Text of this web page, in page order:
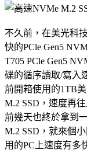
不久前，在美光科
快的PCle Gen5
T705 PCle Gen5
碟的循序讀取/寫入
前開箱使用的1TB美
M.2 SSD，速度再
前幾天也終於拿到
M.2 SSD，就來個
用的PC上速度有多